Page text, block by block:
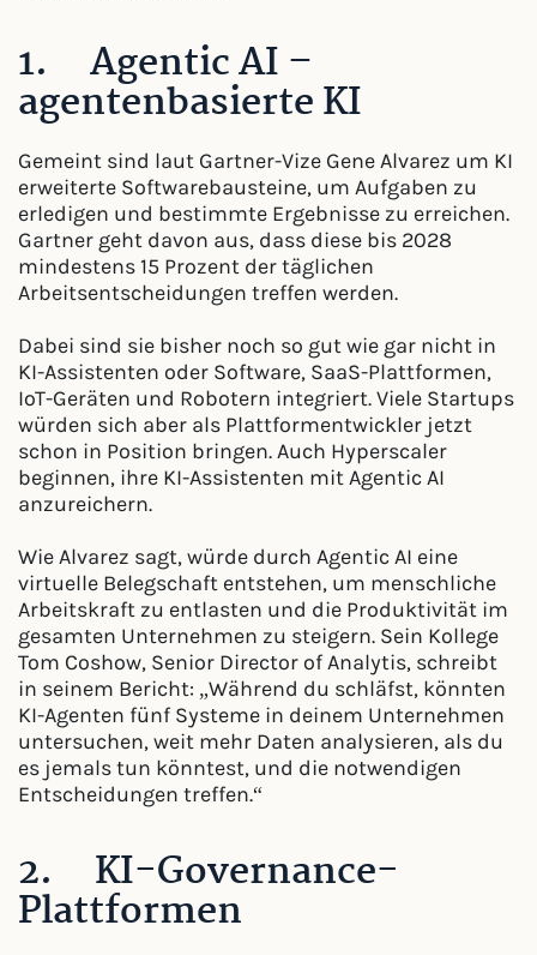
1. Agentic AI –
agentenbasierte KI
Gemeint sind laut Gartner-Vize Gene Alvarez um KI
erweiterte Softwarebausteine, um Aufgaben zu
erledigen und bestimmte Ergebnisse zu erreichen.
Gartner geht davon aus, dass diese bis 2028
mindestens 15 Prozent der täglichen
Arbeitsentscheidungen treffen werden.
Dabei sind sie bisher noch so gut wie gar nicht in
KI-Assistenten oder Software, SaaS-Plattformen,
IoT-Geräten und Robotern integriert. Viele Startups
würden sich aber als Plattformentwickler jetzt
schon in Position bringen. Auch Hyperscaler
beginnen, ihre KI-Assistenten mit Agentic AI
anzureichern.
Wie Alvarez sagt, würde durch Agentic AI eine
virtuelle Belegschaft entstehen, um menschliche
Arbeitskraft zu entlasten und die Produktivität im
gesamten Unternehmen zu steigern. Sein Kollege
Tom Coshow, Senior Director of Analytis, schreibt
in seinem Bericht: „Während du schläfst, könnten
KI-Agenten fünf Systeme in deinem Unternehmen
untersuchen, weit mehr Daten analysieren, als du
es jemals tun könntest, und die notwendigen
Entscheidungen treffen.“
2. KI-Governance-
Plattformen